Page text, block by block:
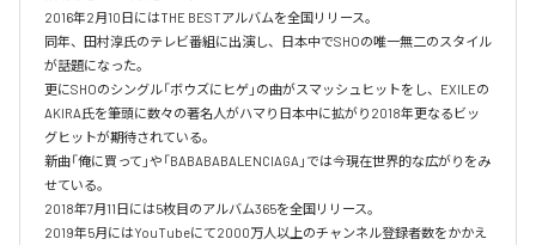
2016年2月10日にはTHE BESTアルバムを全国リリース。
同年、田村淳氏のテレビ番組に出演し、日本中でSHOの唯一無二のスタイル
が話題になった。
更にSHOのシングル「ボウズにヒゲ」の曲がスマッシュヒットをし、EXILEの
AKIRA氏を筆頭に数々の著名人がハマり日本中に拡がり2018年更なるビッ
グヒットが期待されている。
新曲「俺に買って」や「BABABABALENCIAGA」では今現在世界的な広がりをみ
せている。
2018年7月11日には5枚目のアルバム365を全国リリース。
2019年5月にはYouTubeにて2000万人以上のチャンネル登録者数をかかえ